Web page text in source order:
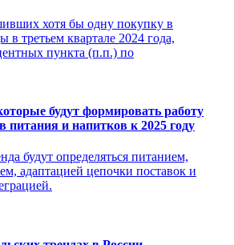
хотя бы одну покупку в
в третьем квартале 2024 года,
пункта (п.п.) по
будут формировать работу
питания и напитков к 2025 году
будут определяться питанием,
адаптацией цепочки поставок и